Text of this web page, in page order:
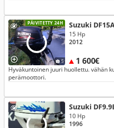
PÄIVITETTY 24H
5
Suzuki
1 600€
15 Hp
2012
Hyväkuntoinen juuri huollettu. vähän
perämoottori.
Suzuki
10 Hp
1996